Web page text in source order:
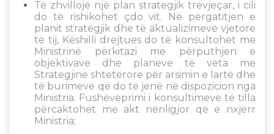
Të zhvillojë një plan strategjik trevjeçar, i cili
do të rishikohet çdo vit. Në përgatitjen e
planit strategjik dhe të aktualizimeve vjetore
të tij, Këshilli drejtues do të konsultohet me
Ministrinë përkitazi me përputhjen e
objektivave dhe planeve të veta me
Strategjinë shtetërore për arsimin e lartë dhe
të burimeve që do të jenë në dispozicion nga
Ministria. Fushëveprimi i konsultimeve të tilla
përcaktohet me akt nënligjor që e nxjerr
Ministria;